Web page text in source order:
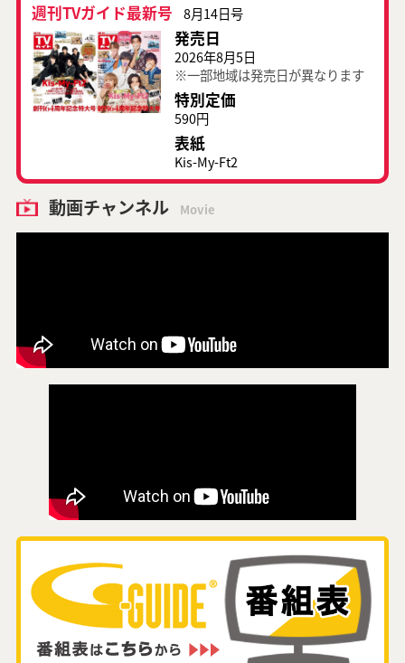
週刊TVガイド最新号 8月14日号
発売日
2026年8月5日
※一部地域は発売日が異なります
特別定価
590円
表紙
Kis-My-Ft2
動画チャンネル Movie